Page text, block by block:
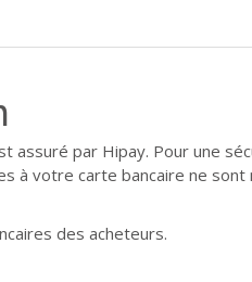
assuré par Hipay. Pour une
à votre carte bancaire ne sont
des acheteurs.